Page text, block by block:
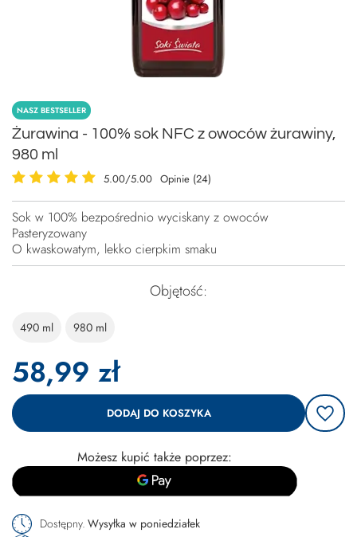
NASZ BESTSELLER
Żurawina - 100% sok NFC z owoców żurawiny,
980 ml
5.00/5.00 Opinie (24)
Sok w 100% bezpośrednio wyciskany z owoców
Pasteryzowany
O kwaskowatym, lekko cierpkim smaku
Objętość
490 ml 980 ml
58,99 zł
DODAJ DO KOSZYKA
Możesz kupić także poprzez:
Dostępny Wysyłka w poniedziałek